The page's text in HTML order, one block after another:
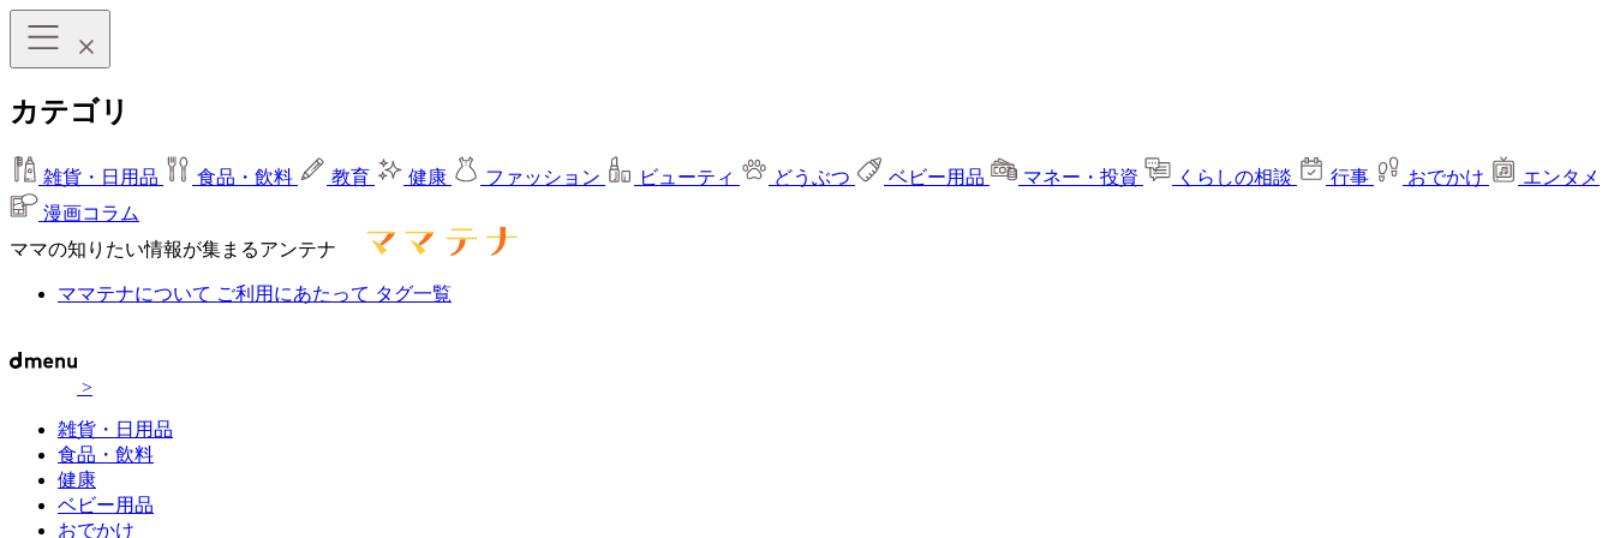
カテゴリ
雑貨・日用品 食品・飲料 教育 健康 ファッション ビューティ どうぶつ ベビー用品 マネー・投資 くらしの相談 行事 おでかけ
エンタメ
漫画コラム
ママの知りたい情報が集まるアンテナ
ママテナについて ご利用にあたって タグ一覧
>
雑貨・日用品
食品・飲料
健康
ベビー用品
おでかけ